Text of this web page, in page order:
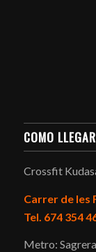
COMO LLEGAR
Crossfit
Carrer de les
Tel. 674 354
Metro: Sagrera